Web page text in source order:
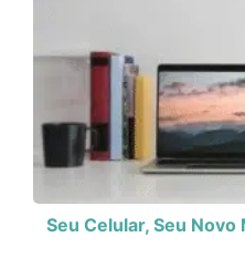
Seu Celular, Seu